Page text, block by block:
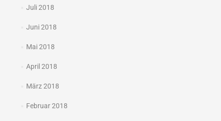
Juli 2018
Juni 2018
Mai 2018
April 2018
März 2018
Februar 2018